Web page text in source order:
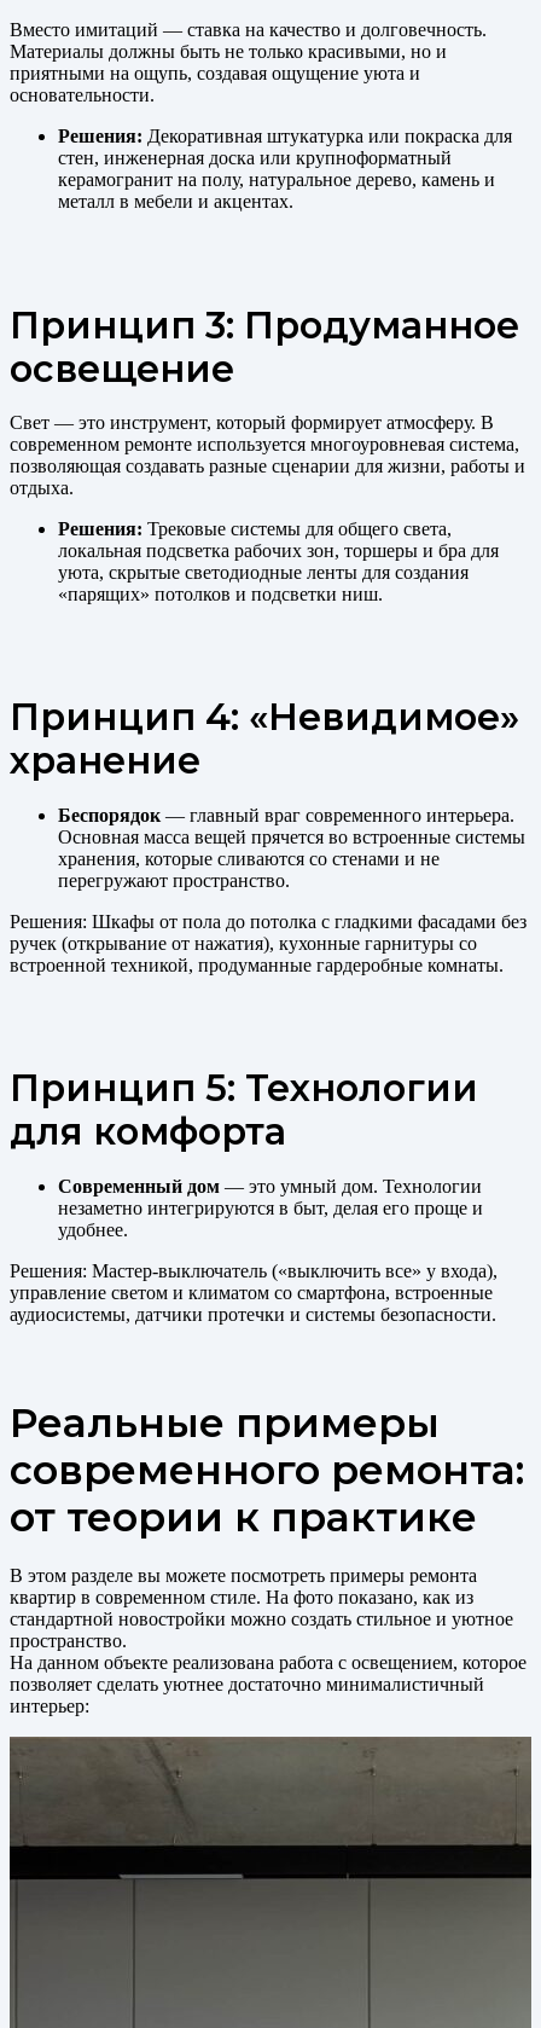
Вместо имитаций — ставка на качество и долговечность.
Материалы должны быть не только красивыми, но и
приятными на ощупь, создавая ощущение уюта и
основательности.
Решения: Декоративная штукатурка или покраска для
стен, инженерная доска или крупноформатный
керамогранит на полу, натуральное дерево, камень и
металл в мебели и акцентах.
Принцип 3: Продуманное
освещение
Свет — это инструмент, который формирует атмосферу. В
современном ремонте используется многоуровневая система,
позволяющая создавать разные сценарии для жизни, работы и
отдыха.
Решения: Трековые системы для общего света,
локальная подсветка рабочих зон, торшеры и бра для
уюта, скрытые светодиодные ленты для создания
«парящих» потолков и подсветки ниш.
Принцип 4: «Невидимое»
хранение
Беспорядок — главный враг современного интерьера.
Основная масса вещей прячется во встроенные системы
хранения, которые сливаются со стенами и не
перегружают пространство.
Решения: Шкафы от пола до потолка с гладкими фасадами без
ручек (открывание от нажатия), кухонные гарнитуры со
встроенной техникой, продуманные гардеробные комнаты.
Принцип 5: Технологии
для комфорта
Современный дом — это умный дом. Технологии
незаметно интегрируются в быт, делая его проще и
удобнее.
Решения: Мастер-выключатель («выключить все» у входа),
управление светом и климатом со смартфона, встроенные
аудиосистемы, датчики протечки и системы безопасности.
Реальные примеры
современного ремонта:
от теории к практике
В этом разделе вы можете посмотреть примеры ремонта
квартир в современном стиле. На фото показано, как из
стандартной новостройки можно создать стильное и уютное
пространство.
На данном объекте реализована работа с освещением, которое
позволяет сделать уютнее достаточно минималистичный
интерьер: